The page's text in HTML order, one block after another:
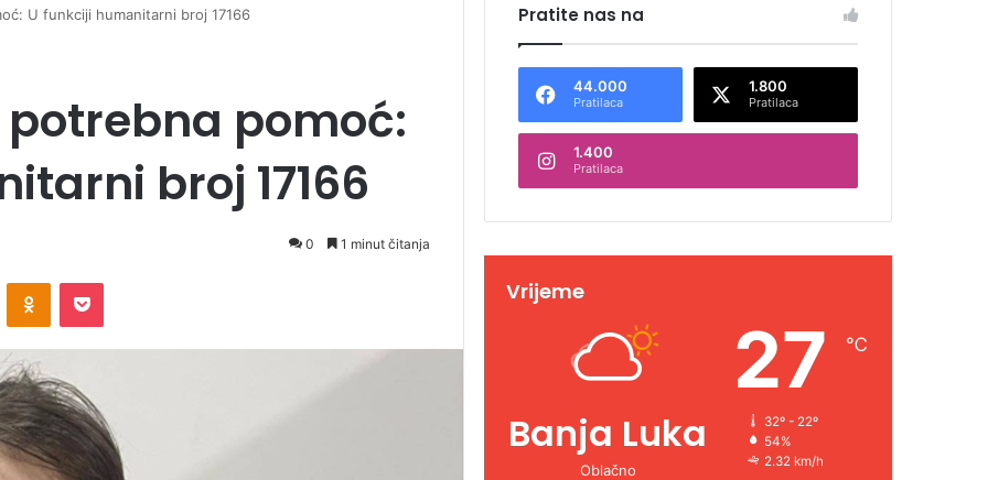
U funkciji humanitarni broj 17166
pomoć:
broj 17166
0 1 minut čitanja
Pratite nas na
44.000
Pratilaca
1.800
Pratilaca
1.400
Pratilaca
Vrijeme
Banja Luka
Oblačno
27 ℃
32º - 22º
54%
2.32 km/h